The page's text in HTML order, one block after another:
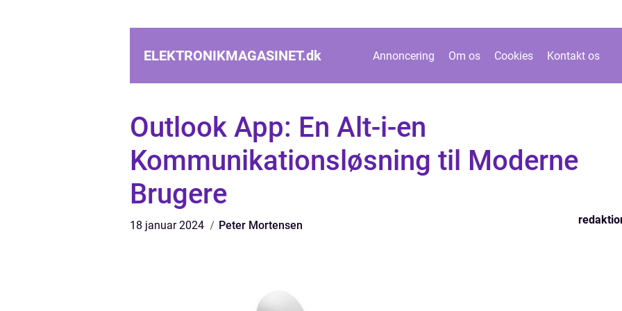
ELEKTRONIKMAGASINET.dk Annoncering Om os Cookies Kontakt os
Outlook App: En Alt-i-en
Kommunikationsløsning til Moderne
Brugere
18 januar 2024 Peter Mortensen